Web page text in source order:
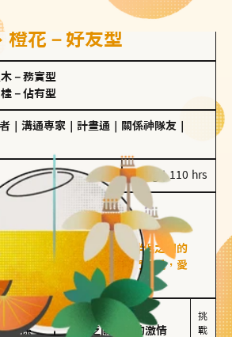
橙花－好友型
－ 務實型
－ 佔有型
溝通專家 計畫通 關係神隊友
100 g｜110 hrs
好友型
佛手柑、橙花
享生活中的點滴，重視與伴侶之間的
感是重要的關鍵詞。對他們來說，愛
心靈深處的共鳴和理解。
溝通
關係
不喜歡變化
缺乏關係中的激情
挑
戰